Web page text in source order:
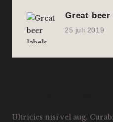
Great
25 juli 2019
Ultricies nisi vel aug.